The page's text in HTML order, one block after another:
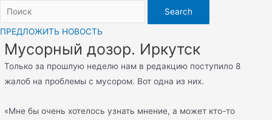
Search
ПРЕДЛОЖИТЬ НОВОСТЬ
Мусорный дозор. Иркутск
Только за прошлую неделю нам в редакцию поступило 8
жалоб на проблемы с мусором. Вот одна из них.
«Мне бы очень хотелось узнать мнение, а может кто-то